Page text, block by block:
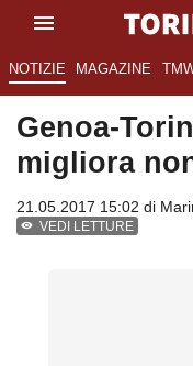
NOTIZIE MAGAZINE
Genoa-
migliora
21.05.2017 15:02 di
VEDI LETTURE